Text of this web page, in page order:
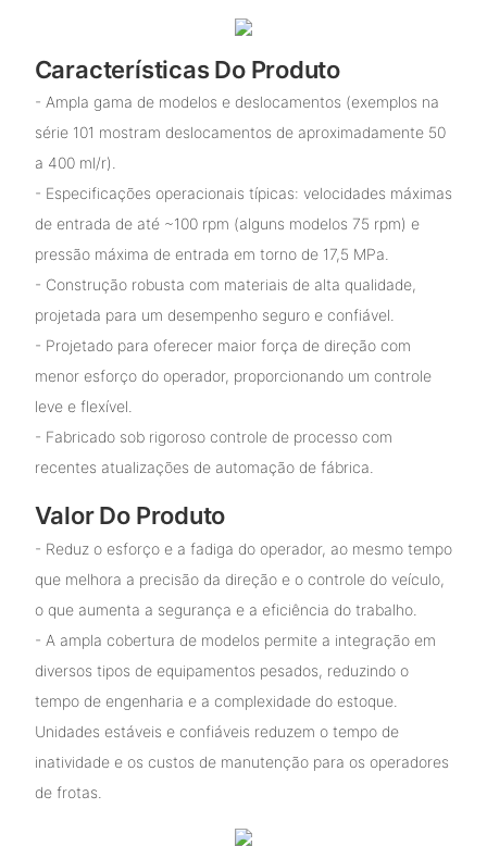
Características Do Produto
- Ampla gama de modelos e deslocamentos (exemplos na
série 101 mostram deslocamentos de aproximadamente 50
a 400 ml/r).
- Especificações operacionais típicas: velocidades máximas
de entrada de até ~100 rpm (alguns modelos 75 rpm) e
pressão máxima de entrada em torno de 17,5 MPa.
- Construção robusta com materiais de alta qualidade,
projetada para um desempenho seguro e confiável.
- Projetado para oferecer maior força de direção com
menor esforço do operador, proporcionando um controle
leve e flexível.
- Fabricado sob rigoroso controle de processo com
recentes atualizações de automação de fábrica.
Valor Do Produto
- Reduz o esforço e a fadiga do operador, ao mesmo tempo
que melhora a precisão da direção e o controle do veículo,
o que aumenta a segurança e a eficiência do trabalho.
- A ampla cobertura de modelos permite a integração em
diversos tipos de equipamentos pesados, reduzindo o
tempo de engenharia e a complexidade do estoque.
Unidades estáveis ​​e confiáveis ​​reduzem o tempo de
inatividade e os custos de manutenção para os operadores
de frotas.